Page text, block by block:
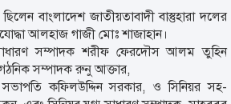
বাংলাদেশ জাতীয়তাবাদী বাস্তুহারা দলের
আলহাজ গাজী মোঃ শাজাহান।
সাধারণ সম্পাদক শরীফ ফেরদৌস আলম তুহিন
সম্পাদক রুনু আক্তার,
সভাপতি কফিলউদ্দিন সরকার, ও সিনিয়র সহ-